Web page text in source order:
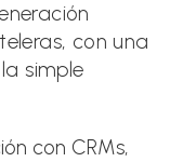
con una
simple
con CRMs,